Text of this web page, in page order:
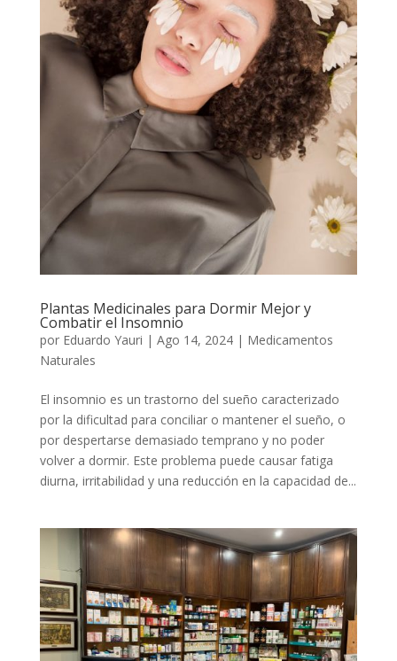
Plantas Medicinales para Dormir Mejor y
Combatir el Insomnio
por Eduardo Yauri | Ago 14, 2024| Medicamentos
Naturales
El insomnio es un trastorno del sueño caracterizado
por la dificultad para conciliar o mantener el sueño, o
por despertarse demasiado temprano y no poder
volver a dormir. Este problema puede causar fatiga
diurna, irritabilidad y una reducción en la capacidad de...